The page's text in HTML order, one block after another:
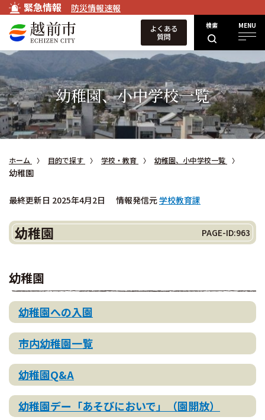
緊急情報 防災情報速報
検索 MENU
よくある
質問
幼稚園、小中学校一覧
ホーム 目的で探す 学校・教育 幼稚園、小中学校一覧
幼稚園
最終更新日 2025年4月2日 情報発信元学校教育課
幼稚園 PAGE-ID:963
幼稚園
幼稚園への入園
市内幼稚園一覧
幼稚園Q&A
幼稚園デー「あそびにおいで」（園開放）